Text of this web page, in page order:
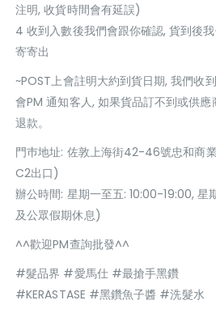
注明, 收貨時間會有延誤)
4 收到入數後我們會跟你確認, 貨到後
寄寄出
~POST上會註明大約到貨日期, 我們收
會PM 通知客人, 如果貨品訂不到或供
退款。
門巿地址: 佐敦上海街42-46號忠和商
C2出口)
辦公時間: 星期一至五: 10:00-19:00, 星
及公眾假期休息)
^^歡迎PM查詢批發^^
#髮品界 #愛馬仕 #最搶手黑鑽
#KERASTASE #黑鑽魚子醬 #洗髮水